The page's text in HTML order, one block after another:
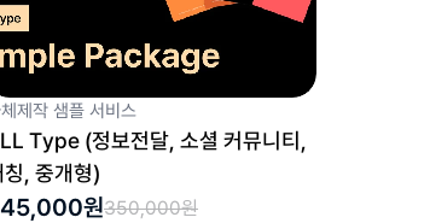
제작 샘플 서비스
Type (정보전달, 소셜 커뮤니티,
칭, 중개형)
원350,000원